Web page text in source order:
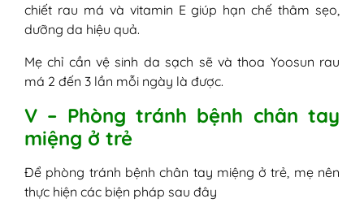
chiết rau má và vitamin E giúp hạn chế thâm sẹo,
dưỡng da hiệu quả.
Mẹ chỉ cần vệ sinh da sạch sẽ và thoa Yoosun rau
má 2 đến 3 lần mỗi ngày là được.
V – Phòng tránh bệnh chân tay
miệng ở trẻ
Để phòng tránh bệnh chân tay miệng ở trẻ, mẹ nên
thực hiện các biện pháp sau đây